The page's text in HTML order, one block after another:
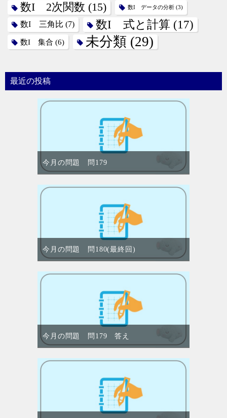
数I 2次関数 (15) 数I データの分析 (3)
数I 三角比 (7) 数I 式と計算 (17)
数I 集合 (6) 未分類 (29)
最近の投稿
今月の問題 問179
今月の問題 問180(最終回)
今月の問題 問179 答え